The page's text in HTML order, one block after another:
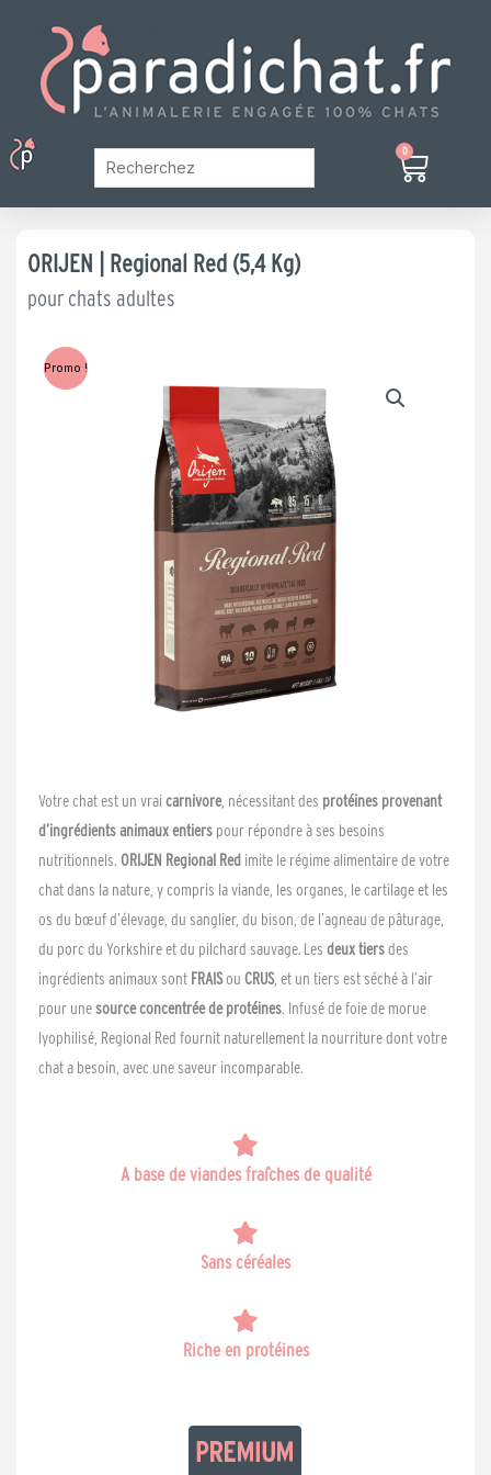
contenu
Menu 0
Panier
ORIJEN | Regional Red (5,4 Kg)
pour chats adultes
Promo !
Votre chat est un vrai carnivore, nécessitant des protéines provenant
d’ingrédients animaux entiers pour répondre à ses besoins
nutritionnels. ORIJEN Regional Red imite le régime alimentaire de votre
chat dans la nature, y compris la viande, les organes, le cartilage et les
os du bœuf d’élevage, du sanglier, du bison, de l’agneau de pâturage,
du porc du Yorkshire et du pilchard sauvage. Les deux tiersdes
ingrédients animaux sont FRAISou CRUS, et un tiers est séché à l’air
pour unesource concentrée de protéines. Infusé de foie de morue
lyophilisé, Regional Red fournit naturellement la nourriture dont votre
chat a besoin, avec une saveur incomparable.
A base de viandes fraîches de qualité
Sans céréales
Riche en protéines